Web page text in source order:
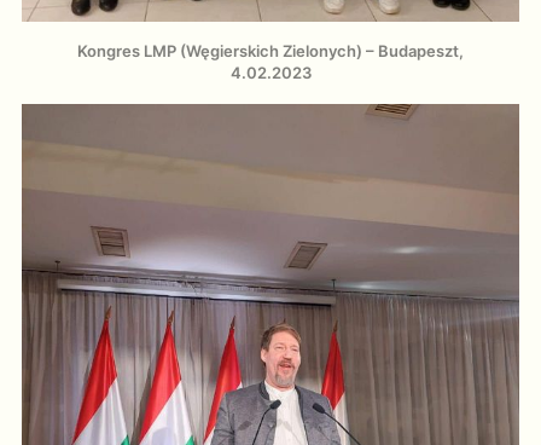
Kongres LMP (Węgierskich Zielonych) – Budapeszt,
4.02.2023